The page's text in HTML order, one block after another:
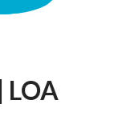
LOA